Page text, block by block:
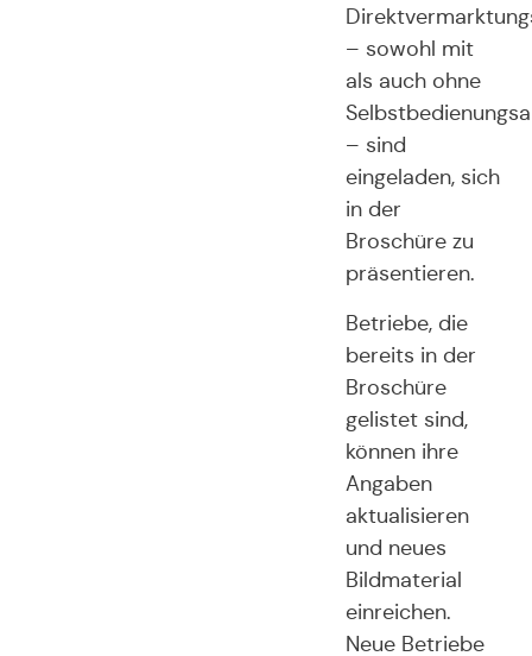
– sowohl mit
als auch ohne
– sind
eingeladen, sich
in der
Broschüre zu
präsentieren.
Betriebe, die
bereits in der
Broschüre
gelistet sind,
können ihre
Angaben
aktualisieren
und neues
Bildmaterial
einreichen.
Neue Betriebe